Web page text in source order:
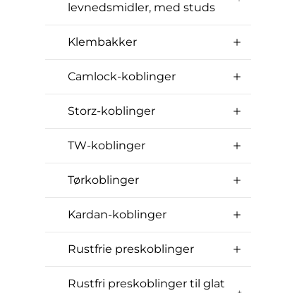
levnedsmidler, med studs
Klembakker
Camlock-koblinger
Storz-koblinger
TW-koblinger
Tørkoblinger
Kardan-koblinger
Rustfrie preskoblinger
Rustfri preskoblinger til glat